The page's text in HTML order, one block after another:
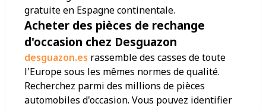
gratuite en Espagne continentale.
Acheter des pièces de rechange
d'occasion chez Desguazon
desguazon.es rassemble des casses de toute
l'Europe sous les mêmes normes de qualité.
Recherchez parmi des millions de pièces
automobiles d'occasion. Vous pouvez identifier